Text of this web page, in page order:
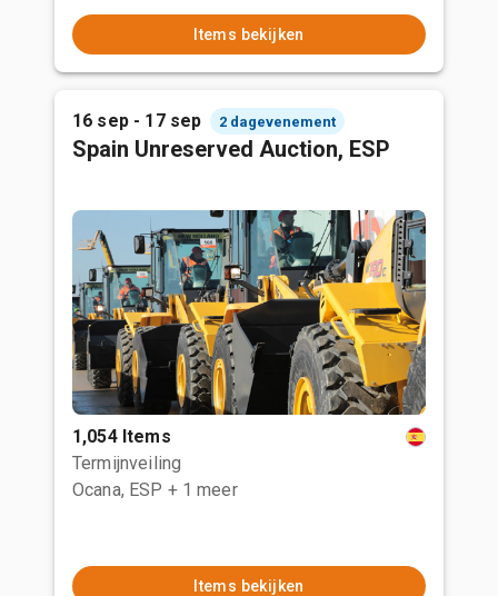
Items bekijken
16 sep - 17 sep 2 dagevenement
Spain Unreserved Auction, ESP
1,054 Items
Termijnveiling
Ocana, ESP + 1 meer
Items bekijken